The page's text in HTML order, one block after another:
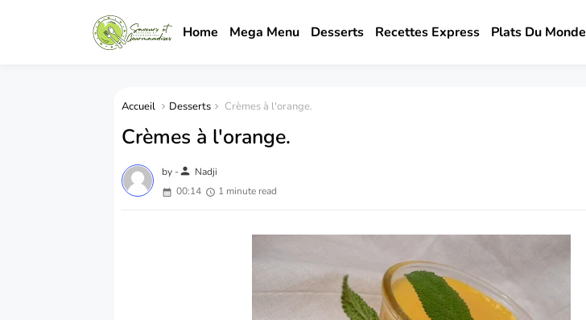
Home Mega Menu Desserts Recettes Express Plats Du Monde
Accueil Desserts Crèmes à l'orange.
Crèmes à l'orange.
by -person Nadji
00:14
1 minute read